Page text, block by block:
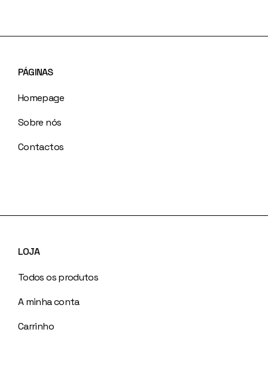
PÁGINAS
Homepage
Sobre nós
Contactos
LOJA
Todos os produtos
A minha conta
Carrinho